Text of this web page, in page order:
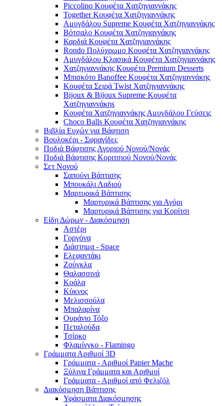
Piccolino Κουφέτα Χατζηγιαννάκης
Together Κουφέτα Χατζηγιαννάκης
Αμυγδάλου Supreme Κουφέτα Χατζηγιαννάκης
Βότσαλο Κουφέτα Χατζηγιαννάκης
Καρδιά Κουφέτα Χατζηγιαννάκης
Rondo Πολύχρωμο Κουφέτα Χατζηγιαννάκης
Αμυγδάλου Κλασικά Κουφέτα Χατζηγιαννάκης
Χατζηγιαννάκης Κουφέτα Premium Desserts
Μπισκότο Banoffee Κουφέτα Χατζηγιαννάκης
Κουφέτα Σειρά Twist Χατζηγιαννάκης
Bijoux & Bijoux Supreme Κουφέτα
Χατζηγιαννάκηs
Κουφέτα Χατζηγιαννάκης Αμυγδάλου Γεύσεις
Choco Balls Κουφέτα Χατζηγιαννάκης
Βιβλία Ευχών για Βάφτιση
Βουλοκέρι - Σφραγίδες
Ποδιά Βάφτισης Αγοριού Νονού/Νονάς
Ποδιά Βάφτισης Κοριτσιού Νονού/Νονάς
Σετ Νονού
Σαπούνι Βάπτισης
Μπουκάλι Λαδιού
Μαρτυρικά Βάπτισης
Μαρτυρικά Βάπτισης για Αγόρι
Μαρτυρικά Βάπτισης για Κορίτσι
Είδη Δώρων - Διακόσμηση
Αστέρι
Γοργόνα
Διάστημα - Space
Ελεφαντάκι
Ζούγκλα
Θαλασσινά
Κοάλα
Κύκνος
Μελισσούλα
Μπαλαρίνα
Ουράνιο Τόξο
Πεταλούδα
Τσίρκο
Φλαμίνγκο - Flamingo
Γράμματα Αριθμοί 3D
Γράμματα - Αριθμοί Papier Mache
Ξύλινα Γράμματα και Αριθμοί
Γράμματα - Αριθμοί από Φελιζόλ
Διακόσμηση Βάπτισης
Υφάσματα Διακόσμησης